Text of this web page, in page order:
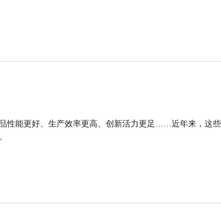
性能更好、生产效率更高、创新活力更足……近年来，这